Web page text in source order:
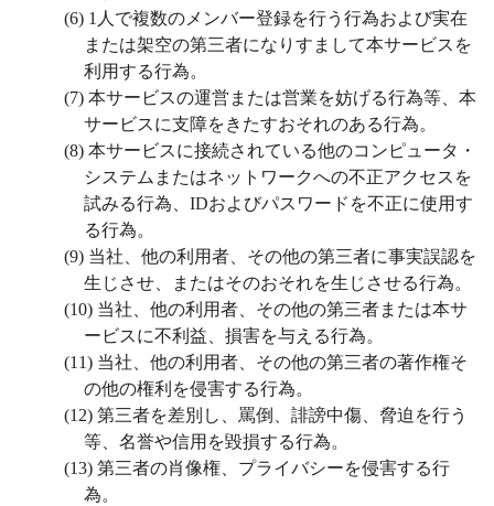
(6) 1 人で複数のメンバー登録を行う行為および実在
または架空の第三者になりすまして本サービスを
利用する行為。
(7) 本サービスの運営または営業を妨げる行為等、本
サービスに支障をきたすおそれのある行為。
(8) 本サービスに接続されている他のコンピュータ・
システムまたはネットワークへの不正アクセスを
試みる行為、IDおよびパスワードを不正に使用す
る行為。
(9) 当社、他の利用者、その他の第三者に事実誤認を
生じさせ、またはそのおそれを生じさせる行為。
(10) 当社、他の利用者、その他の第三者または本サ
ービスに不利益、損害を与える行為。
(11) 当社、他の利用者、その他の第三者の著作権そ
の他の権利を侵害する行為。
(12) 第三者を差別し、罵倒、誹謗中傷、脅迫を行う
等、名誉や信用を毀損する行為。
(13) 第三者の肖像権、プライバシーを侵害する行
為。